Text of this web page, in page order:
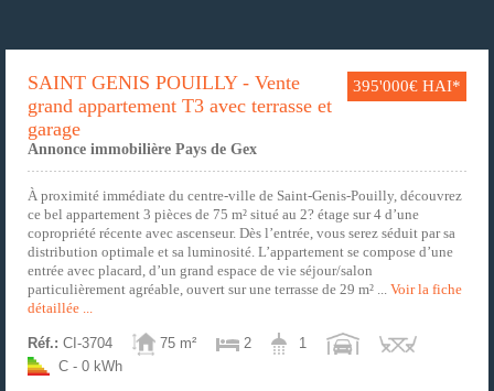
395'000€ HAI*
SAINT GENIS POUILLY - Vente
grand appartement T3 avec terrasse et
garage
Annonce immobilière Pays de Gex
À proximité immédiate du centre-ville de Saint-Genis-Pouilly, découvrez
ce bel appartement 3 pièces de 75 m² situé au 2? étage sur 4 d’une
copropriété récente avec ascenseur. Dès l’entrée, vous serez séduit par sa
distribution optimale et sa luminosité. L’appartement se compose d’une
entrée avec placard, d’un grand espace de vie séjour/salon
particulièrement agréable, ouvert sur une terrasse de 29 m² ... Voir la fiche
détaillée ...
Réf.: CI-3704 75 m² 2
1
C - 0 kWh